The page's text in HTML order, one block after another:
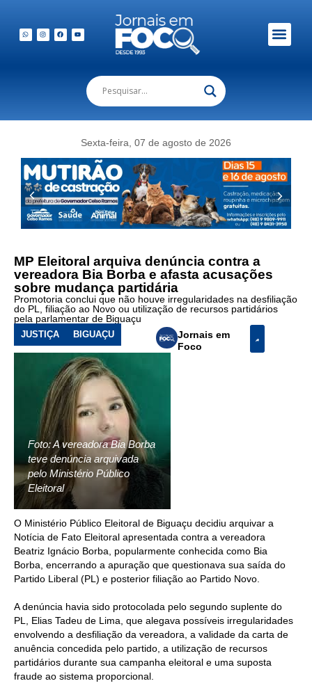
Sexta-feira, 07 de agosto de 2026
MP Eleitoral arquiva denúncia contra a
vereadora Bia Borba e afasta acusações
sobre mudança partidária
Promotoria conclui que não houve irregularidades na desfiliação
do PL, filiação ao Novo ou utilização de recursos partidários
pela parlamentar de Biguaçu
JUSTIÇA BIGUAÇU
Jornais em
Foco
Foto: A vereadora Bia Borba
teve denúncia arquivada
pelo Ministério Público
Eleitoral
O Ministério Público Eleitoral de Biguaçu decidiu arquivar a
Notícia de Fato Eleitoral apresentada contra a vereadora
Beatriz Ignácio Borba, popularmente conhecida como Bia
Borba, encerrando a apuração que questionava sua saída do
Partido Liberal (PL) e posterior filiação ao Partido Novo.
A denúncia havia sido protocolada pelo segundo suplente do
PL, Elias Tadeu de Lima, que alegava possíveis irregularidades
envolvendo a desfiliação da vereadora, a validade da carta de
anuência concedida pelo partido, a utilização de recursos
partidários durante sua campanha eleitoral e uma suposta
fraude ao sistema proporcional.